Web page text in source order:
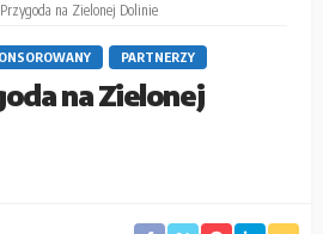
Przygoda na Zielonej Dolinie
PARTNERZY
na Zielonej